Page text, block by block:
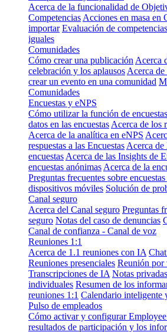
Acerca de la funcionalidad de
Competencias Acciones en masa en
importar Evaluación de
iguales
Comunidades
Cómo crear una publicación Acerca
celebración y los aplausos Acerca de
crear un evento en una comunidad
Comunidades
Encuestas y eNPS
Cómo utilizar la función de encuestas
datos en las encuestas Acerca de los
Acerca de la analítica en eNPS
respuestas a las Encuestas Acerca de
encuestas Acerca de las Insights de
encuestas anónimas Acerca de la
Preguntas frecuentes sobre
dispositivos móviles Solución de
Canal seguro
Acerca del Canal seguro Preguntas
seguro Notas del caso de denuncias
Canal de confianza - Canal de voz
Reuniones 1:1
Acerca de 1.1 reuniones con IA
Reuniones presenciales Reunión por
Transcripciones de IA Notas
individuales Resumen de los
reuniones 1:1 Calendario inteligente
Pulso de empleados
Cómo activar y configurar
resultados de participación y los